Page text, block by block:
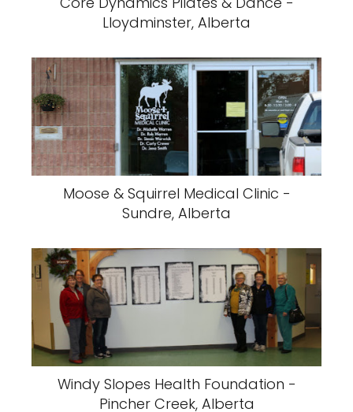
Lloydminster, Alberta
Moose & Squirrel Medical Clinic -
Sundre, Alberta
Windy Slopes Health Foundation -
Pincher Creek, Alberta